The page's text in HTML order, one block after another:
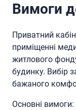
Вимоги
Приватний
приміщенні
житлового
будинку. Вибір
бажаного
Основні